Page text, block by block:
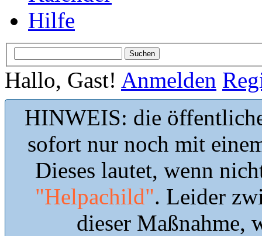
Hilfe
Hallo, Gast! Anmelden
HINWEIS: die
sofort nur noch mit
Dieses lautet, wenn
"Helpachild". Leider
dieser Maßnahme,